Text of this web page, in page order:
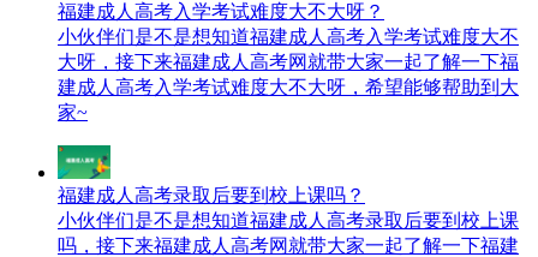
福建成人高考入学考试难度大不大呀？
小伙伴们是不是想知道福建成人高考入学考试难度大不
大呀，接下来福建成人高考网就带大家一起了解一下福
建成人高考入学考试难度大不大呀，希望能够帮助到大
家~
福建成人高考录取后要到校上课吗？
小伙伴们是不是想知道福建成人高考录取后要到校上课
吗，接下来福建成人高考网就带大家一起了解一下福建